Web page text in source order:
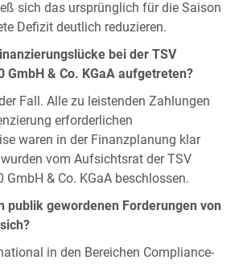
sich das ursprünglich für die Saison
Defizit deutlich reduzieren.
bei der TSV
GmbH & Co. KGaA aufgetreten?
Fall. Alle zu leistenden Zahlungen
erforderlichen
waren in der Finanzplanung klar
vom Aufsichtsrat der TSV
GmbH & Co. KGaA beschlossen.
publik gewordenen Forderungen von
in den Bereichen Compliance-